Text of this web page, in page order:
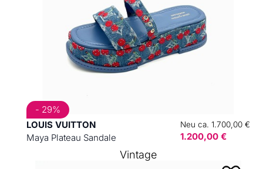
LOUIS VUITTON
Maya Plateau Sandale
Neu ca. 1.700,00 €
1.200,00 €
- 29%
Vintage